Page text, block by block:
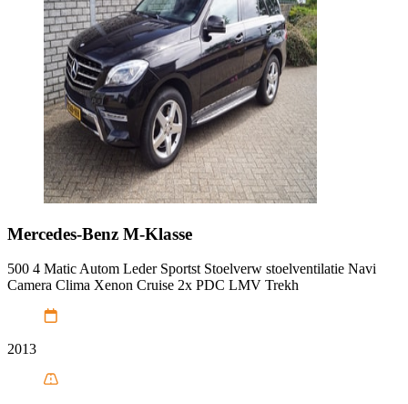
Mercedes-Benz M-Klasse
500 4 Matic Autom Leder Sportst Stoelverw stoelventilatie Navi
Camera Clima Xenon Cruise 2x PDC LMV Trekh
2013